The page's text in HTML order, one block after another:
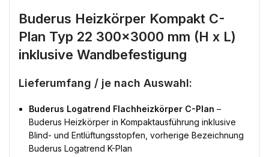
Buderus Heizkörper Kompakt C-
Plan Typ 22 300×3000 mm (H x L)
inklusive Wandbefestigung
Lieferumfang / je nach Auswahl:
Buderus Logatrend Flachheizkörper C-Plan –
Buderus Heizkörper in Kompaktausführung inklusive
Blind- und Entlüftungsstopfen, vorherige Bezeichnung
Buderus Logatrend K-Plan